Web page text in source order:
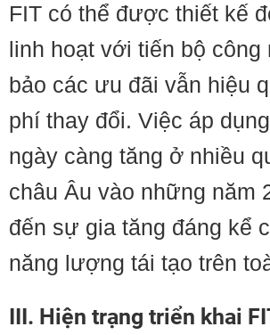
FIT có thể được thiết kế
linh hoạt với tiến bộ công
bảo các ưu đãi vẫn hiệu
phí thay đổi. Việc áp
ngày càng tăng ở nhiều
châu Âu vào những năm
đến sự gia tăng đáng kể
năng lượng tái tạo trên
III. Hiện trạng triển khai